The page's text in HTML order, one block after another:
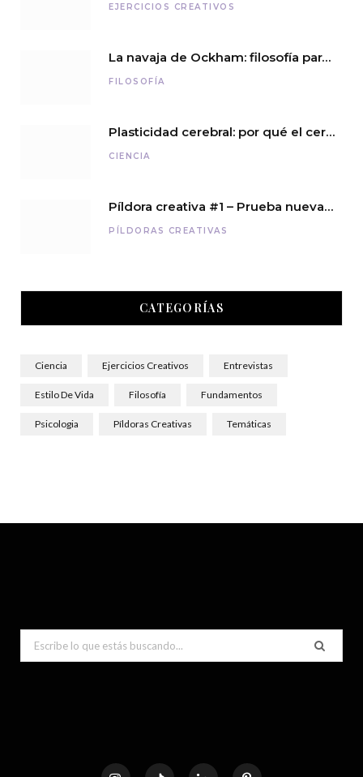
EJERCICIOS CREATIVOS
La navaja de Ockham: filosofía para pensar con sencillez
FILOSOFÍA
Plasticidad cerebral: por qué el cerebro nunca deja de aprender
CIENCIA
Píldora creativa #1 – Prueba nuevas experiencias
PÍLDORAS CREATIVAS
CATEGORÍAS
Ciencia Ejercicios Creativos Entrevistas
Estilo De Vida Filosofía Fundamentos
Psicologia Píldoras Creativas Temáticas
Search
for: